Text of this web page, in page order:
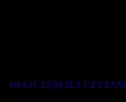
#NAJCZĘŚCIEJ